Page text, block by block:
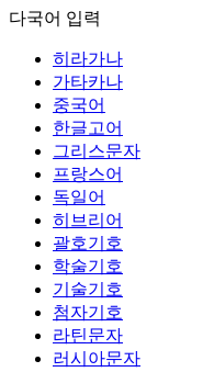
다국어 입력
히라가나
가타카나
중국어
한글고어
그리스문자
프랑스어
독일어
히브리어
괄호기호
학술기호
기술기호
첨자기호
라틴문자
러시아문자